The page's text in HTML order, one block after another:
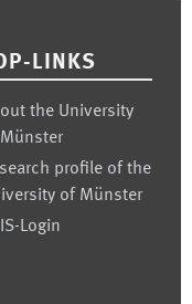
LINKS
the University
profile of the
of Münster
Login